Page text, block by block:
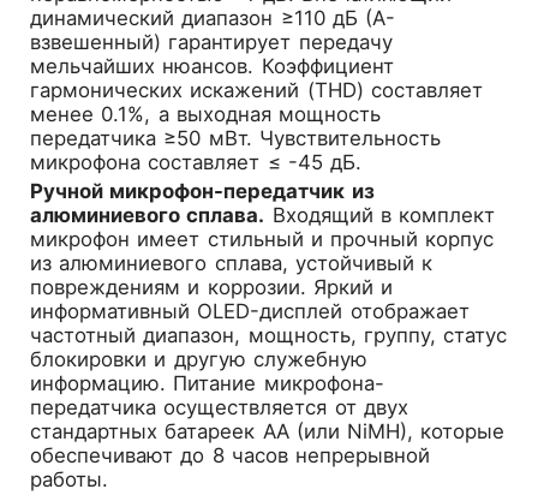
динамический диапазон ≥110 дБ (A-
взвешенный) гарантирует передачу
мельчайших нюансов. Коэффициент
гармонических искажений (THD) составляет
менее 0.1%, а выходная мощность
передатчика ≥50 мВт. Чувствительность
микрофона составляет ≤ -45 дБ.
Ручной микрофон-передатчик из
алюминиевого сплава. Входящий в комплект
микрофон имеет стильный и прочный корпус
из алюминиевого сплава, устойчивый к
повреждениям и коррозии. Яркий и
информативный OLED-дисплей отображает
частотный диапазон, мощность, группу, статус
блокировки и другую служебную
информацию. Питание микрофона-
передатчика осуществляется от двух
стандартных батареек AA (или NiMH), которые
обеспечивают до 8 часов непрерывной
работы.